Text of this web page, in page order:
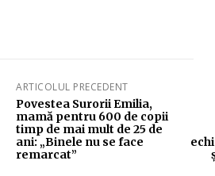
ARTICOLUL PRECEDENT
Povestea Surorii Emilia,
mamă pentru 600 de copii
timp de mai mult de 25 de
ani: „Binele nu se face
remarcat”